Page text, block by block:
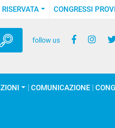
CONGRESSI
follow us
COMUNICAZIONE